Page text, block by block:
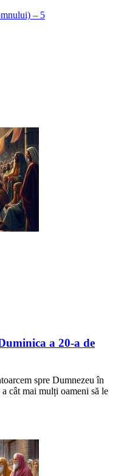
– 5
a 20-a de
spre Dumnezeu în
cât mai mulți oameni să le